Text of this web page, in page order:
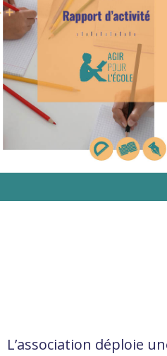
L’association déploie